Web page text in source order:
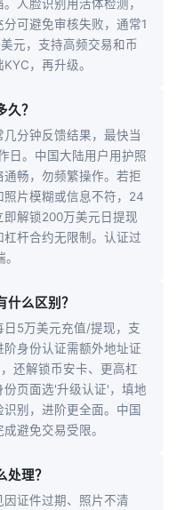
人脸识别用活体检测，
可避免审核失败，通常1
元，支持高频交易和币
，再升级。
？
分钟反馈结果，最快当
日。中国大陆用户用护照
畅，勿频繁操作。若拒
片模糊或信息不符，24
解锁200万美元日提现
杆合约无限制。认证过
么区别？
5万美元充值/提现，支
身份认证需额外地址证
还解锁币安卡、更高杠
页面选'升级认证'，填地
别，进阶更全面。中国
避免交易受限。
理？
证件过期、照片不清